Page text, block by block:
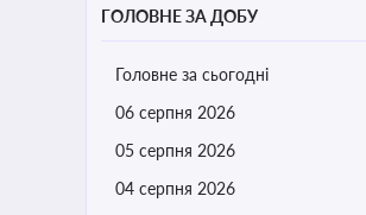
ГОЛОВНЕ ЗА ДОБУ
Головне за сьогодні
06 серпня 2026
05 серпня 2026
04 серпня 2026